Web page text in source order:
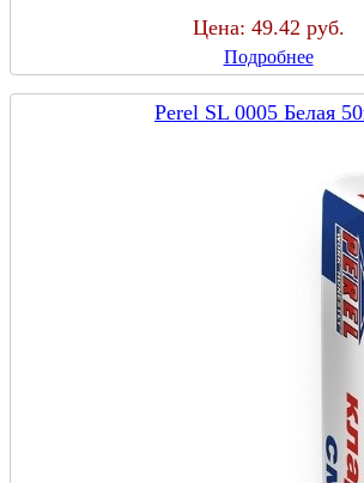
Цена: 49.42 руб.
Подробнее
Perel SL 0005 Белая